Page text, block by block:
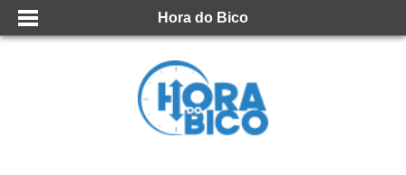
Hora do Bico